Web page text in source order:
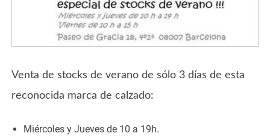
Venta de stocks de verano de sólo 3 días de esta
reconocida marca de calzado:
Miércoles y Jueves de 10 a 19h.